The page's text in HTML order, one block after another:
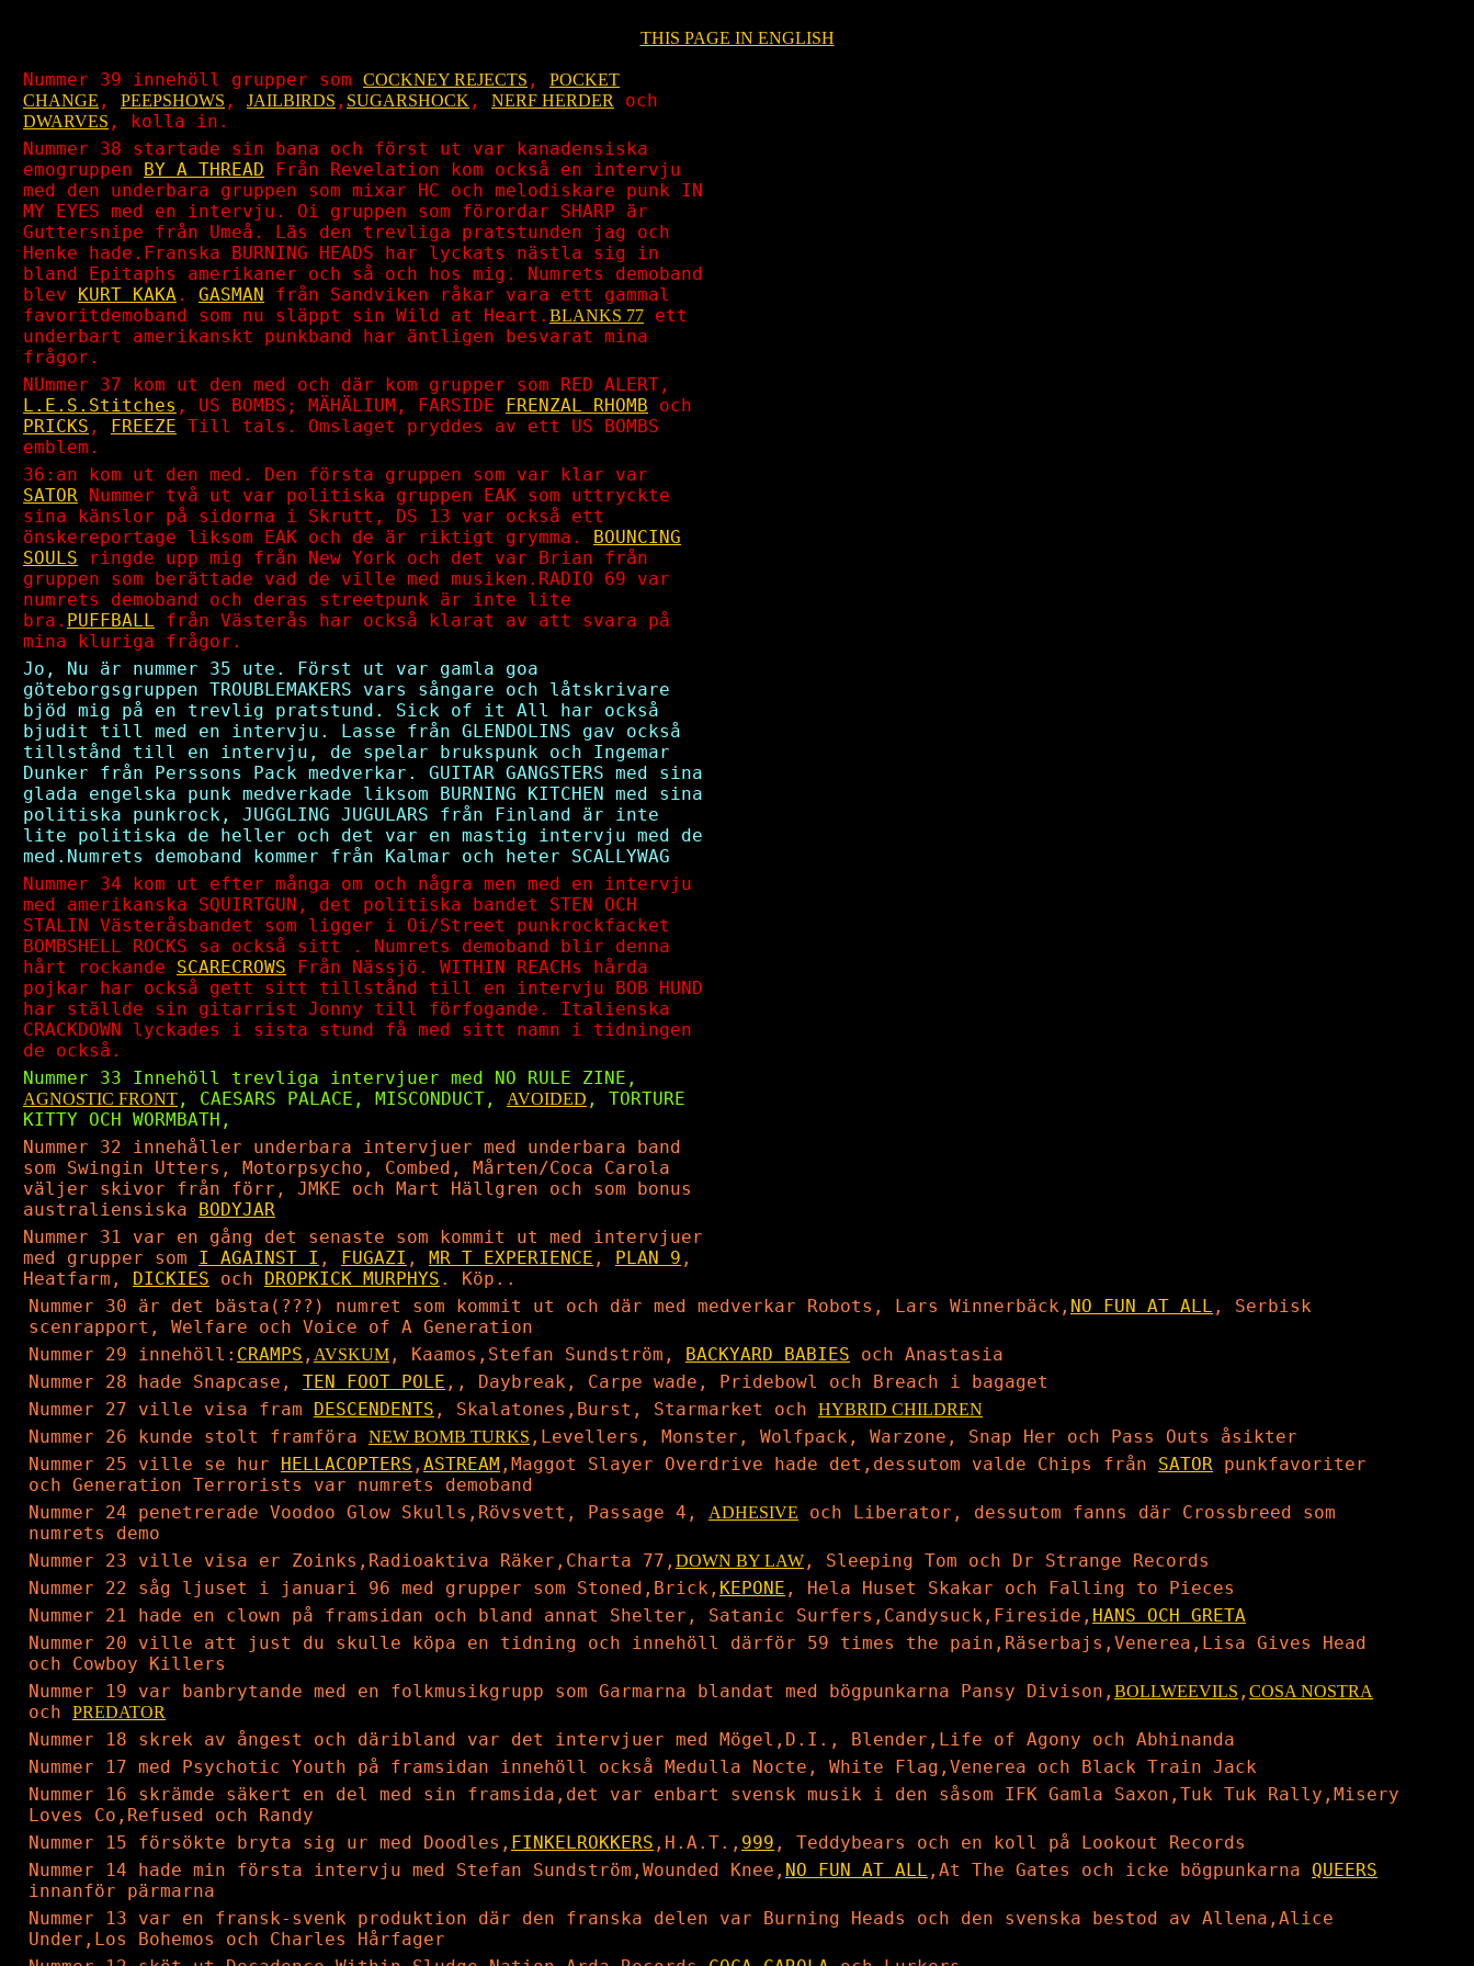
THIS PAGE IN ENGLISH
Nummer 39 innehöll grupper som COCKNEY REJECTS , POCKET
CHANGE , PEEPSHOWS , JAILBIRDS , SUGARSHOCK , NERF HERDER och
DWARVES , kolla in.
Nummer 38 startade sin bana och först ut var kanadensiska
emogruppen BY A THREAD Från Revelation kom också en intervju
med den underbara gruppen som mixar HC och melodiskare punk IN
MY EYES med en intervju. Oi gruppen som förordar SHARP är
Guttersnipe från Umeå. Läs den trevliga pratstunden jag och
Henke hade.Franska BURNING HEADS har lyckats nästla sig in
bland Epitaphs amerikaner och så och hos mig. Numrets demoband
blev KURT KAKA. GASMAN från Sandviken råkar vara ett gammal
favoritdemoband som nu släppt sin Wild at Heart. BLANKS 77 ett
underbart amerikanskt punkband har äntligen besvarat mina
frågor.
NUmmer 37 kom ut den med och där kom grupper som RED ALERT,
L.E.S.Stitches , US BOMBS; MÄHÄLIUM, FARSIDE FRENZAL RHOMB och
PRICKS , FREEZE Till tals. Omslaget pryddes av ett US BOMBS
emblem.
36:an kom ut den med. Den första gruppen som var klar var
SATOR Nummer två ut var politiska gruppen EAK som uttryckte
sina känslor på sidorna i Skrutt, DS 13 var också ett
önskereportage liksom EAK och de är riktigt grymma. BOUNCING
SOULS ringde upp mig från New York och det var Brian från
gruppen som berättade vad de ville med musiken.RADIO 69 var
numrets demoband och deras streetpunk är inte lite
bra. PUFFBALL från Västerås har också klarat av att svara på
mina kluriga frågor.
Jo, Nu är nummer 35 ute. Först ut var gamla goa
göteborgsgruppen TROUBLEMAKERS vars sångare och låtskrivare
bjöd mig på en trevlig pratstund. Sick of it All har också
bjudit till med en intervju. Lasse från GLENDOLINS gav också
tillstånd till en intervju, de spelar brukspunk och Ingemar
Dunker från Perssons Pack medverkar. GUITAR GANGSTERS med sina
glada engelska punk medverkade liksom BURNING KITCHEN med sina
politiska punkrock, JUGGLING JUGULARS från Finland är inte
lite politiska de heller och det var en mastig intervju med de
med.Numrets demoband kommer från Kalmar och heter SCALLYWAG
Nummer 34 kom ut efter många om och några men med en intervju
med amerikanska SQUIRTGUN, det politiska bandet STEN OCH
STALIN Västeråsbandet som ligger i Oi/Street punkrockfacket
BOMBSHELL ROCKS sa också sitt . Numrets demoband blir denna
hårt rockande SCARECROWS Från Nässjö. WITHIN REACHs hårda
pojkar har också gett sitt tillstånd till en intervju BOB HUND
har ställde sin gitarrist Jonny till förfogande. Italienska
CRACKDOWN lyckades i sista stund få med sitt namn i tidningen
de också.
Nummer 33 Innehöll trevliga intervjuer med NO RULE ZINE,
AGNOSTIC FRONT , CAESARS PALACE, MISCONDUCT, AVOIDED , TORTURE
KITTY OCH WORMBATH,
Nummer 32 innehåller underbara intervjuer med underbara band
som Swingin Utters, Motorpsycho, Combed, Mårten/Coca Carola
väljer skivor från förr, JMKE och Mart Hällgren och som bonus
australiensiska BODYJAR
Nummer 31 var en gång det senaste som kommit ut med intervjuer
med grupper som I AGAINST I , FUGAZI , MR T EXPERIENCE , PLAN 9 ,
Heatfarm, DICKIES och DROPKICK MURPHYS . Köp..
Nummer 30 är det bästa(???) numret som kommit ut och där med medverkar Robots, Lars Winnerbäck, NO FUN AT ALL , Serbisk
scenrapport, Welfare och Voice of A Generation
Nummer 29 innehöll: CRAMPS , AVSKUM , Kaamos,Stefan Sundström, BACKYARD BABIES och Anastasia
Nummer 28 hade Snapcase, TEN FOOT POLE ,, Daybreak, Carpe wade, Pridebowl och Breach i bagaget
Nummer 27 ville visa fram DESCENDENTS , Skalatones,Burst, Starmarket och HYBRID CHILDREN
Nummer 26 kunde stolt framföra NEW BOMB TURKS ,Levellers, Monster, Wolfpack, Warzone, Snap Her och Pass Outs åsikter
Nummer 25 ville se hur HELLACOPTERS , ASTREAM ,Maggot Slayer Overdrive hade det,dessutom valde Chips från SATOR punkfavoriter
och Generation Terrorists var numrets demoband
Nummer 24 penetrerade Voodoo Glow Skulls,Rövsvett, Passage 4,
ADHESIVE
och Liberator, dessutom fanns där Crossbreed som
numrets demo
Nummer 23 ville visa er Zoinks,Radioaktiva Räker,Charta 77, DOWN BY LAW , Sleeping Tom och Dr Strange Records
Nummer 22 såg ljuset i januari 96 med grupper som Stoned,Brick, KEPONE , Hela Huset Skakar och Falling to Pieces
Nummer 21 hade en clown på framsidan och bland annat Shelter, Satanic Surfers,Candysuck,Fireside, HANS OCH GRETA
Nummer 20 ville att just du skulle köpa en tidning och innehöll därför 59 times the pain,Räserbajs,Venerea,Lisa Gives Head
och Cowboy Killers
Nummer 19 var banbrytande med en folkmusikgrupp som Garmarna blandat med bögpunkarna Pansy Divison, BOLLWEEVILS , COSA NOSTRA
och PREDATOR
Nummer 18 skrek av ångest och däribland var det intervjuer med Mögel,D.I., Blender,Life of Agony och Abhinanda
Nummer 17 med Psychotic Youth på framsidan innehöll också Medulla Nocte, White Flag,Venerea och Black Train Jack
Nummer 16 skrämde säkert en del med sin framsida,det var enbart svensk musik i den såsom IFK Gamla Saxon,Tuk Tuk Rally,Misery
Loves Co,Refused och Randy
Nummer 15 försökte bryta sig ur med Doodles, FINKELROKKERS ,H.A.T., 999 , Teddybears och en koll på Lookout Records
Nummer 14 hade min första intervju med Stefan Sundström,Wounded Knee, NO FUN AT ALL ,At The Gates och icke bögpunkarna QUEERS
innanför pärmarna
Nummer 13 var en fransk-svenk produktion där den franska delen var Burning Heads och den svenska bestod av Allena,Alice
Under,Los Bohemos och Charles Hårfager